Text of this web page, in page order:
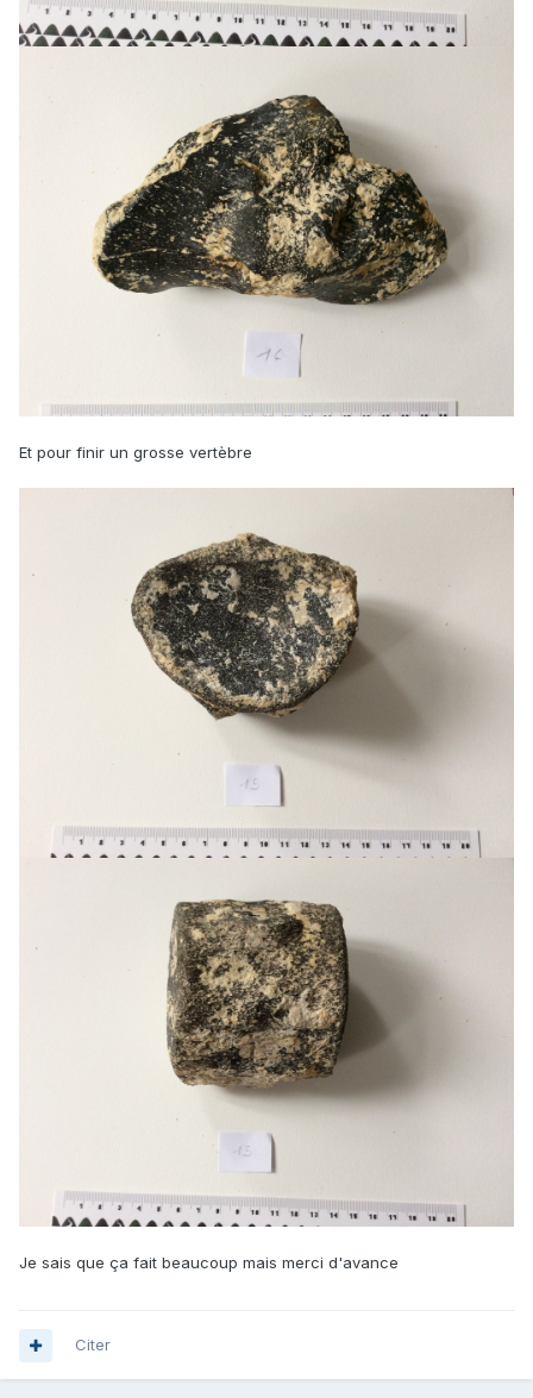
Et pour finir un grosse vertèbre
Je sais que ça fait beaucoup mais merci d'avance
Citer